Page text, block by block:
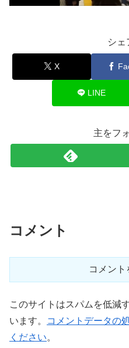
シェ
X
LINE
主をフ
コメント
コメント
このサイトはスパムを低減
います。
コメントデータの
ください。